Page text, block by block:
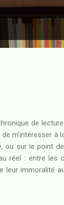
de
m'intéresser à
ou sur le point
réel : entre les
immoralité